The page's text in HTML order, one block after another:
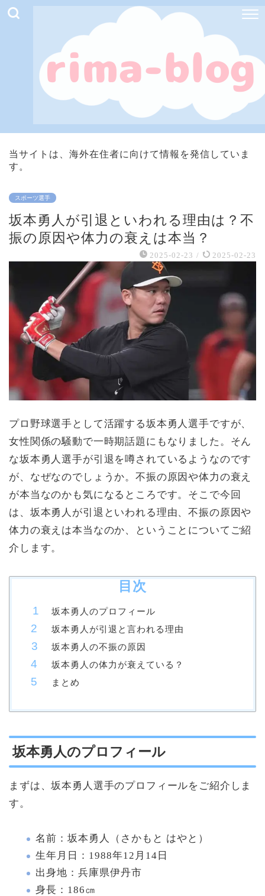
当サイトは、海外在住者に向けて情報を発信していま
す。
スポーツ選手
坂本勇人が引退といわれる理由は？不
振の原因や体力の衰えは本当？
2025-02-23 / 2025-02-23
プロ野球選手として活躍する坂本勇人選手ですが、
女性関係の騒動で一時期話題にもなりました。そん
な坂本勇人選手が引退を噂されているようなのです
が、なぜなのでしょうか。不振の原因や体力の衰え
が本当なのかも気になるところです。そこで今回
は、坂本勇人が引退といわれる理由、不振の原因や
体力の衰えは本当なのか、ということについてご紹
介します。
目次
坂本勇人のプロフィール
坂本勇人が引退と言われる理由
坂本勇人の不振の原因
坂本勇人の体力が衰えている？
まとめ
坂本勇人のプロフィール
まずは、坂本勇人選手のプロフィールをご紹介しま
す。
名前：坂本勇人（さかもと はやと）
生年月日：1988年12月14日
出身地：兵庫県伊丹市
身長：186㎝